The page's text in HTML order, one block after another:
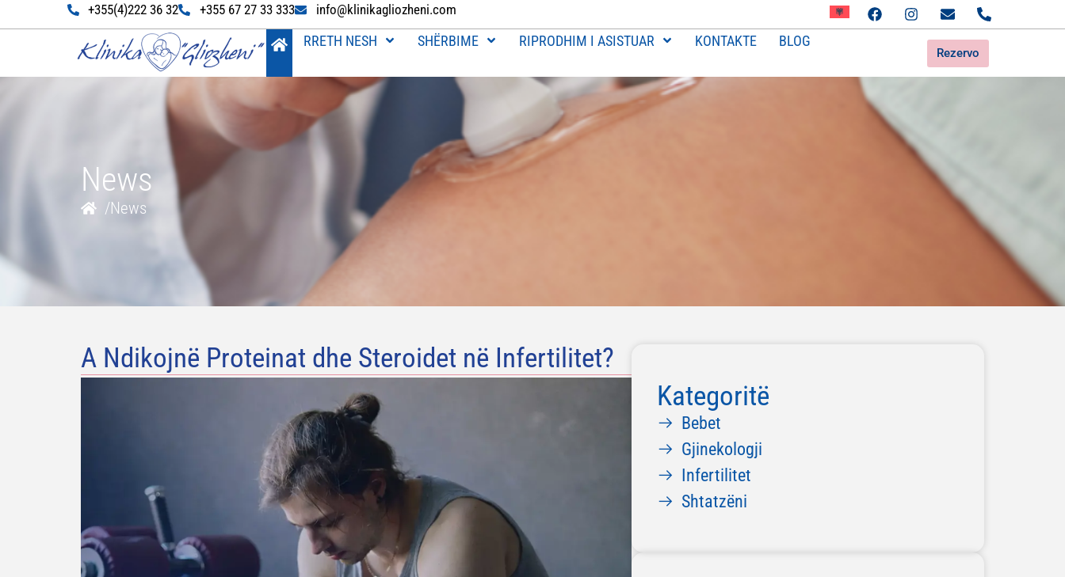
+355(4)222 36 32 +355 67 27 33 333 info@klinikagliozheni.com
RRETH NESH SHËRBIME RIPRODHIM I ASISTUAR KONTAKTE BLOG
Rezervo
News
/News
A Ndikojnë Proteinat dhe Steroidet në Infertilitet?
Kategoritë
Bebet
Gjinekologji
Infertilitet
Shtatzëni